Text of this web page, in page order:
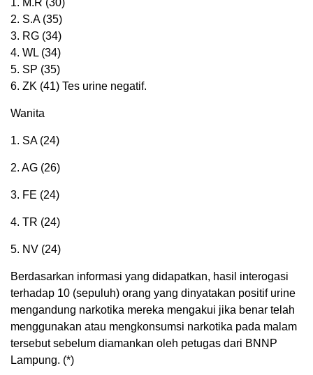
1. M.R (30)
2. S.A (35)
‌3. RG (34)
4. WL (34)
‌5. SP (35)
6. ZK (41) Tes urine negatif.
Wanita
1. SA (24)
‌2. AG (26)
3. FE (24)
4. TR (24)
5. NV (24)
Berdasarkan informasi yang didapatkan, hasil interogasi
terhadap 10 (sepuluh) orang yang dinyatakan positif urine
mengandung narkotika mereka mengakui jika benar telah
menggunakan atau mengkonsumsi narkotika pada malam
tersebut sebelum diamankan oleh petugas dari BNNP
Lampung. (*)